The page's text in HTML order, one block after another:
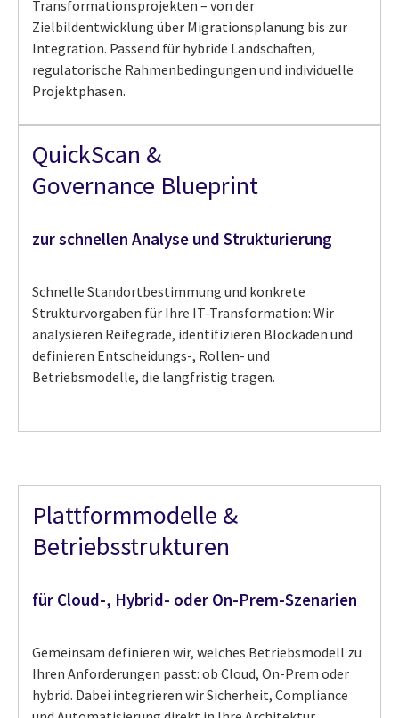
Transformationsprojekten – von der
Zielbildentwicklung über Migrationsplanung bis zur
Integration. Passend für hybride Landschaften,
regulatorische Rahmenbedingungen und individuelle
Projektphasen.
QuickScan &
Governance Blueprint
zur schnellen Analyse und Strukturierung
Schnelle Standortbestimmung und konkrete
Strukturvorgaben für Ihre IT-Transformation: Wir
analysieren Reifegrade, identifizieren Blockaden und
definieren Entscheidungs-, Rollen- und
Betriebsmodelle, die langfristig tragen.
Plattformmodelle &
Betriebsstrukturen
für Cloud-, Hybrid- oder On-Prem-Szenarien
Gemeinsam definieren wir, welches Betriebsmodell zu
Ihren Anforderungen passt: ob Cloud, On-Prem oder
hybrid. Dabei integrieren wir Sicherheit, Compliance